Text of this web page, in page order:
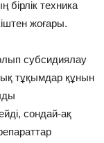
техника
жоғары.
субсидиялау
тұқымдар құнын
сондай-ақ